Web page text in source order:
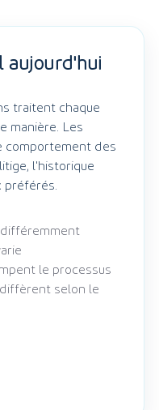
aujourd'hui
traitent chaque
manière. Les
comportement des
l'historique
préférés.
le processus
selon le